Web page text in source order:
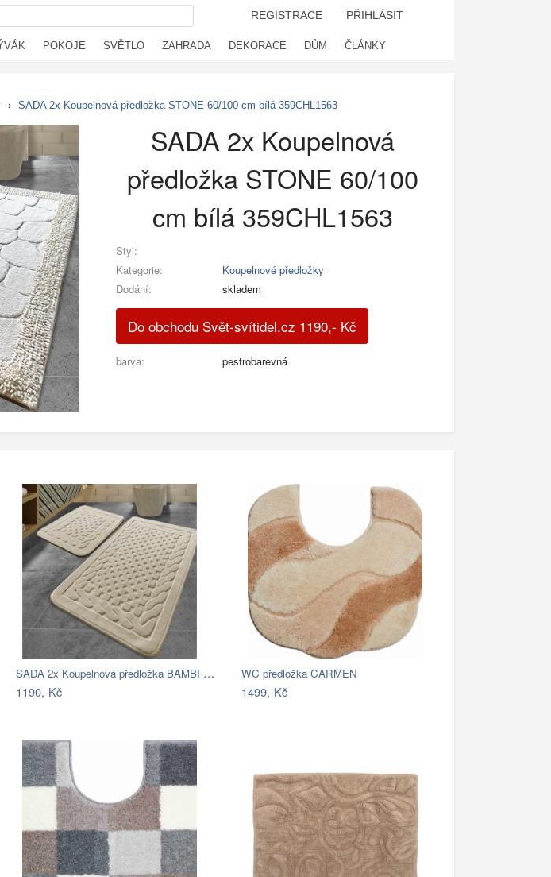
REGISTRACE PŘIHLÁSIT
POKOJE SVĚTLO ZAHRADA DEKORACE DŮM ČLÁNKY
› SADA 2x Koupelnová předložka STONE 60/100 cm bílá 359CHL1563
SADA 2x Koupelnová
předložka STONE 60/100
cm bílá 359CHL1563
Styl:
Kategorie:
Koupelnové předložky
Dodání:
skladem
Do obchodu Svět-svítidel.cz 1190,- Kč
barva: pestrobarevná
SADA 2x Koupelnová předložka BAMBI 60…
1190,-Kč
WC předložka CARMEN
1499,-Kč